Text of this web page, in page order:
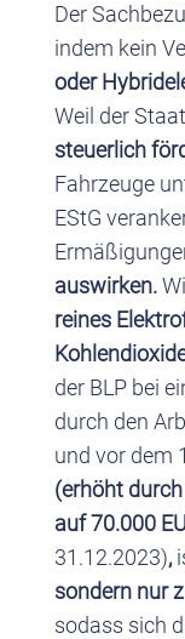
Der
indem kein
oder
Weil der
steuerlich
Fahrzeuge
EStG
auswirken.
reines
der BLP bei
durch den
und vor dem
(erhöht
auf 70.000
31.12.2023),
sondern nur
sodass sich